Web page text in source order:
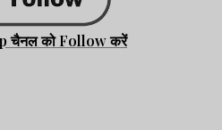
चैनल को Follow करें